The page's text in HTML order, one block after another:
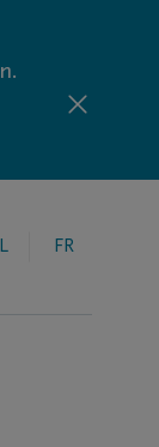
FR